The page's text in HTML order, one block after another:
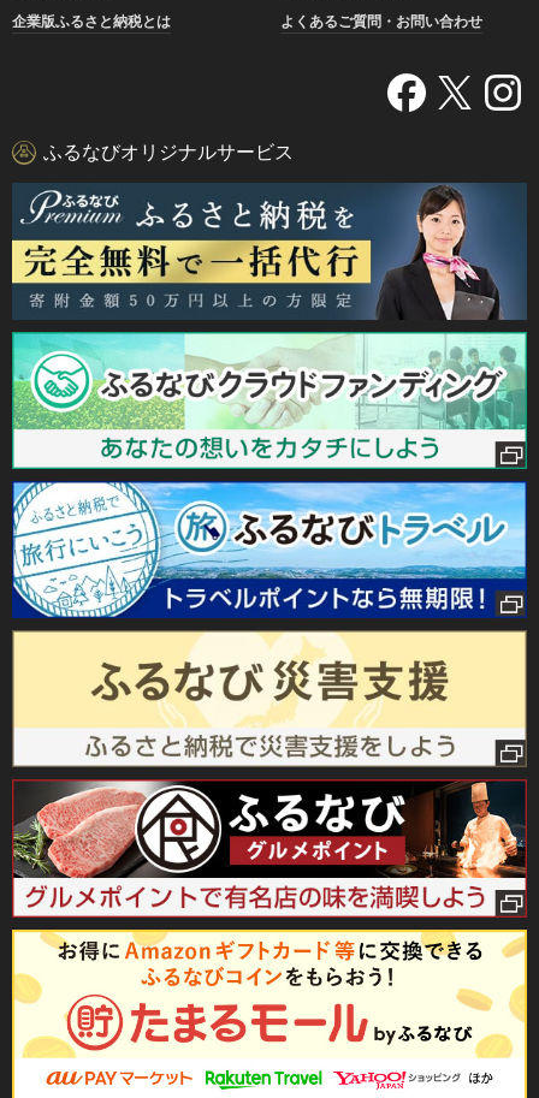
企業版ふるさと納税とは
よくあるご質問・お問い合わせ
ふるなびオリジナルサービス